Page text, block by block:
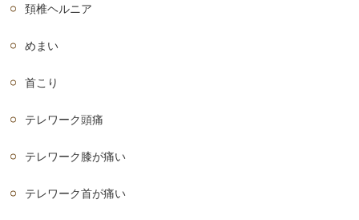
頚椎ヘルニア
めまい
首こり
テレワーク頭痛
テレワーク膝が痛い
テレワーク首が痛い